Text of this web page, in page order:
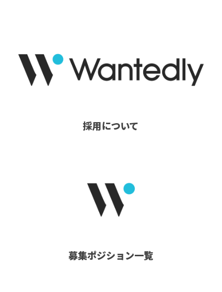
採用について
募集ポジション一覧